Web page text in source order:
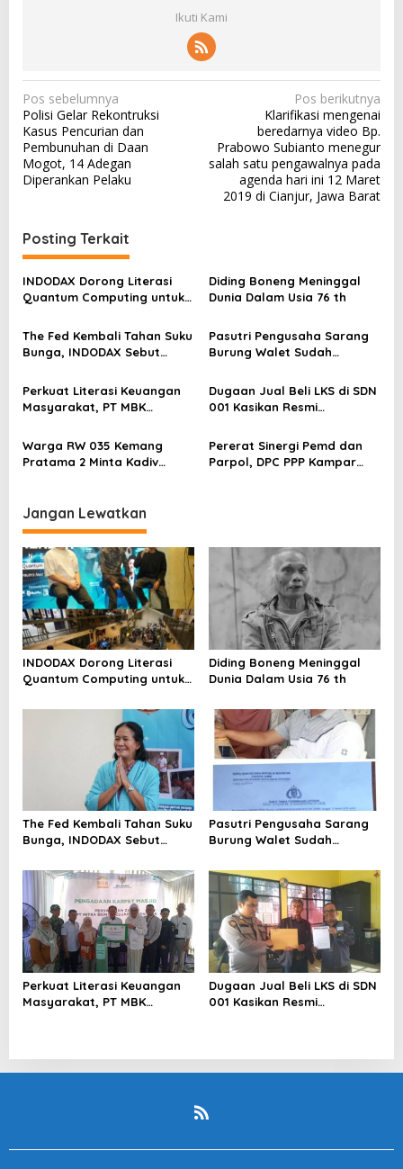
Ikuti Kami
N
a
v
i
g
s
i
p
o
s
Pos sebelumnya
Polisi Gelar Rekontruksi
Kasus Pencurian dan
Pembunuhan di Daan
Mogot, 14 Adegan
Diperankan Pelaku
Pos berikutnya
Klarifikasi mengenai
beredarnya video Bp.
Prabowo Subianto menegur
salah satu pengawalnya pada
agenda hari ini 12 Maret
2019 di Cianjur, Jawa Barat
Posting Terkait
INDODAX Dorong Literasi
Quantum Computing untuk
Blockchain
Diding Boneng Meninggal
Dunia Dalam Usia 76 th
The Fed Kembali Tahan Suku
Bunga, INDODAX Sebut
Sentimen Pasar
Pasutri Pengusaha Sarang
Burung Walet Sudah
Pelapor Desak Polda Jambi
Segera Lakukan Penahanan
Perkuat Literasi Keuangan
Masyarakat, PT MBK
Karpet Masjid di Pakuhaji
Dugaan Jual Beli LKS di SDN
001 Kasikan Resmi
Kampar, Pemred – Pimum
Metroterkini.id Desak Usut
Kasus Ini
Warga RW 035 Kemang
Pratama 2 Minta Kadiv
Metro Bekasi Kota
Pererat Sinergi Pemd dan
Parpol, DPC PPP Kampar
Jangan Lewatkan
INDODAX Dorong Literasi
Quantum Computing untuk
Blockchain
Diding Boneng Meninggal
Dunia Dalam Usia 76 th
The Fed Kembali Tahan Suku
Bunga, INDODAX Sebut
Sentimen Pasar
Pasutri Pengusaha Sarang
Burung Walet Sudah
Pelapor Desak Polda Jambi
Segera Lakukan Penahanan
Perkuat Literasi Keuangan
Masyarakat, PT MBK
Dugaan Jual Beli LKS di SDN
001 Kasikan Resmi